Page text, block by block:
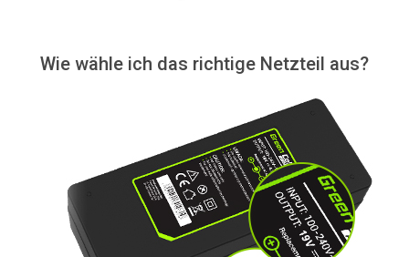
Wie wähle ich das richtige Netzteil aus?